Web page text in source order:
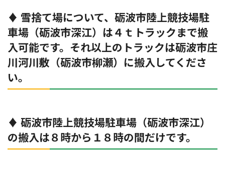
♦ 雪捨て場について、砺波市陸上競技場駐
車場（砺波市深江）は４ｔトラックまで搬
入可能です。それ以上のトラックは砺波市庄
川河川敷（砺波市柳瀬）に搬入してくださ
い。
♦ 砺波市陸上競技場駐車場（砺波市深江）
の搬入は８時から１８時の間だけです。